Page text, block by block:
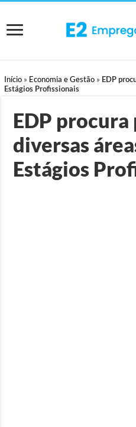
Início » Economia e Gestão » EDP
Estágios Profissionais
EDP procura
diversas
Estágios